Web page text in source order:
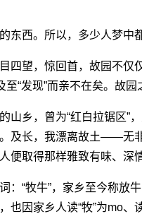
西。所以，多少人梦中都
望，惊回首，故园不仅
“发现”而亲不在矣。故园
乡，曾为“红白拉锯区”
及长，我漂离故土――无
便取得那样雅致有味、深
“牧牛”，家乡至今称放牛
也因家乡人读“牧”为mo、